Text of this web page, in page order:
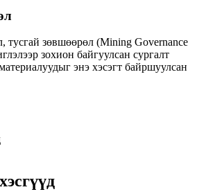
тусгай зөвшөөрөл (Mining Governance
зохион байгуулсан сургалт
энэ хэсэгт байршуулсан